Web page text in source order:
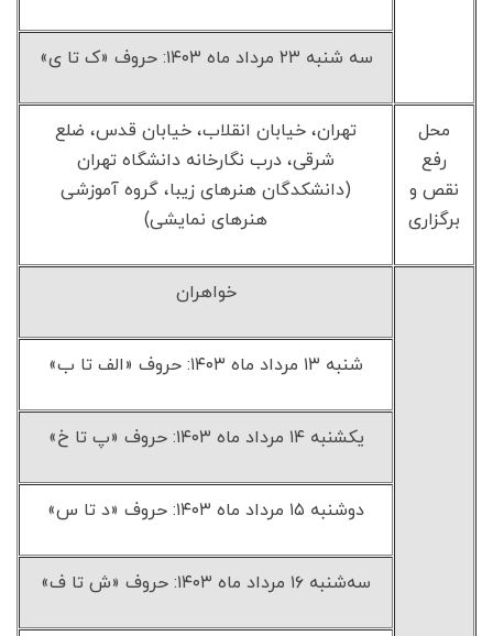
سه شنبه ۲۳ مرداد ماه ۱۴۰۳: حروف «ک تا ی»
محل
رفع
نقص و
برگزاری
تهران، خیابان انقلاب، خیابان قدس، ضلع
شرقی، درب نگارخانه دانشگاه تهران
(دانشکدگان هنرهای زیبا، گروه آموزشی
هنرهای نمایشی)
خواهران
شنبه ۱۳ مرداد ماه ۱۴۰۳: حروف «الف تا ب»
یکشنبه ۱۴ مرداد ماه ۱۴۰۳: حروف «پ تا خ»
دوشنبه ۱۵ مرداد ماه ۱۴۰۳: حروف «د تا س»
سه‌شنبه ۱۶ مرداد ماه ۱۴۰۳: حروف «ش تا ف»